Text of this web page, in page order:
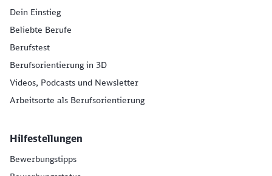
Dein Einstieg
Beliebte Berufe
Berufstest
Berufsorientierung in 3D
Videos, Podcasts und Newsletter
Arbeitsorte als Berufsorientierung
Hilfestellungen
Bewerbungstipps